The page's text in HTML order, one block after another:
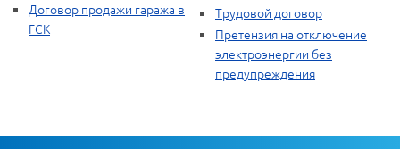
Договор продажи гаража в
ГСК
Трудовой договор
Претензия на отключение
электроэнергии без
предупреждения